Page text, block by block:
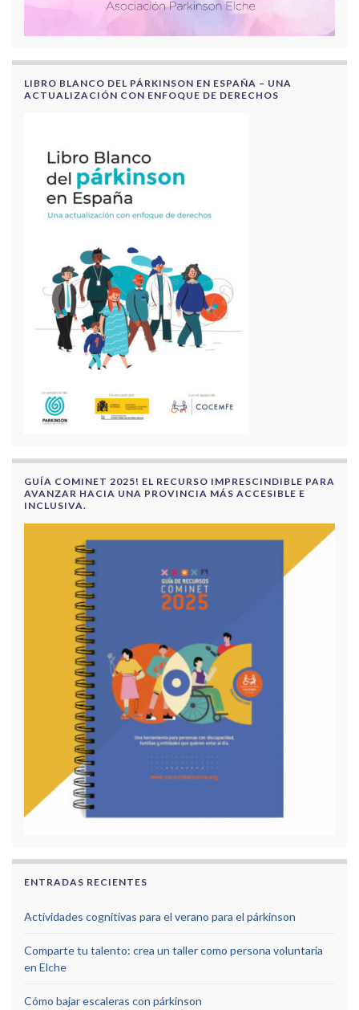
LIBRO BLANCO DEL PÁRKINSON EN ESPAÑA – UNA
ACTUALIZACIÓN CON ENFOQUE DE DERECHOS
GUÍA COMINET 2025! EL RECURSO IMPRESCINDIBLE PARA
AVANZAR HACIA UNA PROVINCIA MÁS ACCESIBLE E
INCLUSIVA.
ENTRADAS RECIENTES
Actividades cognitivas para el verano para el párkinson
Comparte tu talento: crea un taller como persona voluntaria
en Elche
Cómo bajar escaleras con párkinson